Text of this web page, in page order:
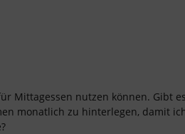
Mittagessen nutzen können. Gibt
monatlich zu hinterlegen, damit